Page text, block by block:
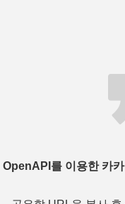
OpenAPI를 이용한 카